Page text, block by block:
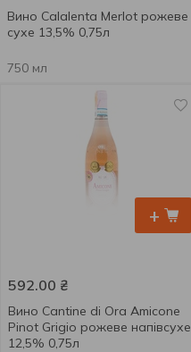
Вино Calalenta Merlot рожеве
сухе 13,5% 0,75л
750 мл
+
592.00 ₴
Вино Cantine di Ora Amicone
Pinot Grigio рожеве напівсухе
12,5% 0,75л